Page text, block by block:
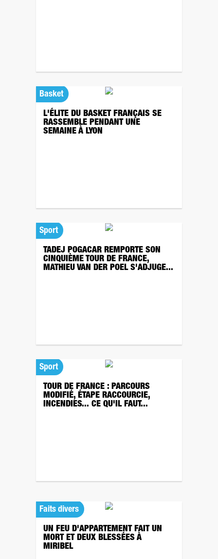
Basket
L'ÉLITE DU BASKET FRANÇAIS SE
RASSEMBLE PENDANT UNE
SEMAINE À LYON
Sport
TADEJ POGACAR REMPORTE SON
CINQUIÈME TOUR DE FRANCE,
MATHIEU VAN DER POEL S'ADJUGE...
Sport
TOUR DE FRANCE : PARCOURS
MODIFIÉ, ÉTAPE RACCOURCIE,
INCENDIES... CE QU'IL FAUT...
Faits divers
UN FEU D'APPARTEMENT FAIT UN
MORT ET DEUX BLESSÉES À
MIRIBEL